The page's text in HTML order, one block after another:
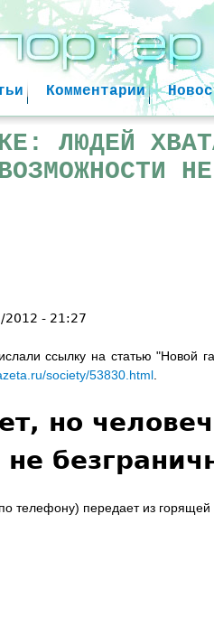
Jump to
Комментарии
ЛЮДЕЙ
НЕ
2012 - 21:27
ссылку на статью "Новой
society/53830.html
но
телефону) передает из горящей